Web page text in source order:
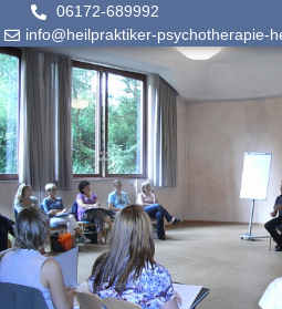
06172-689992
info@heilpraktiker-psychotherapie-